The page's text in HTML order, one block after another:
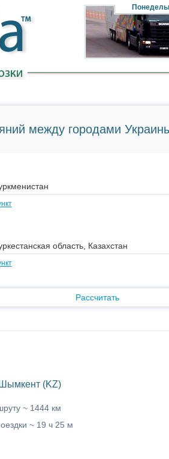
между городами
Рассчитать
(KZ)
~ 1444 км
~ 19 ч 25 м